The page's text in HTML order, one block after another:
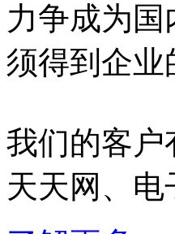
力争成为
须得到企业
我们的客户
天天网、